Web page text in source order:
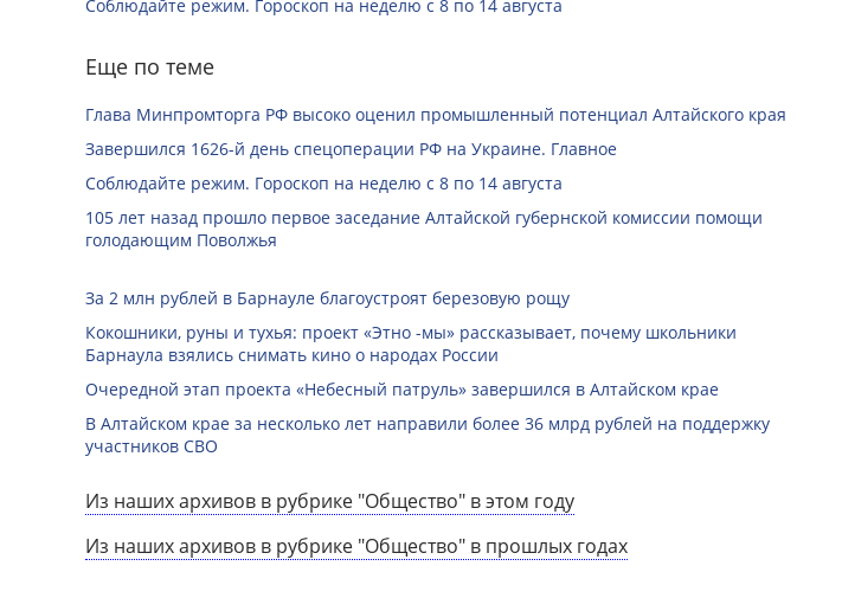
Соблюдайте режим. Гороскоп на неделю с 8 по 14 августа
Еще по теме
Глава Минпромторга РФ высоко оценил промышленный потенциал Алтайского края
Завершился 1626-й день спецоперации РФ на Украине. Главное
Соблюдайте режим. Гороскоп на неделю с 8 по 14 августа
105 лет назад прошло первое заседание Алтайской губернской комиссии помощи
голодающим Поволжья
За 2 млн рублей в Барнауле благоустроят березовую рощу
Кокошники, руны и тухья: проект «Этно -мы» рассказывает, почему школьники
Барнаула взялись снимать кино о народах России
Очередной этап проекта «Небесный патруль» завершился в Алтайском крае
В Алтайском крае за несколько лет направили более 36 млрд рублей на поддержку
участников СВО
Из наших архивов в рубрике "Общество" в этом году
Из наших архивов в рубрике "Общество" в прошлых годах